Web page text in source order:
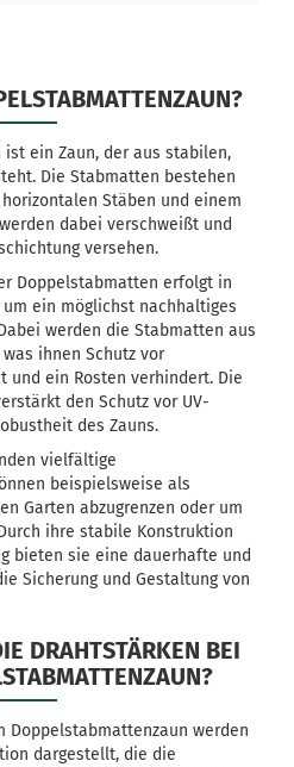
ein Zaun, der aus stabilen,
Die Stabmatten bestehen
Stäben und einem
dabei verschweißt und
versehen.
Doppelstabmatten erfolgt in
ein möglichst nachhaltiges
werden die Stabmatten aus
ihnen Schutz vor
und ein Rosten verhindert. Die
den Schutz vor UV-
des Zauns.
vielfältige
beispielsweise als
Garten abzugrenzen oder um
ihre stabile Konstruktion
bieten sie eine dauerhafte und
Sicherung und Gestaltung von
DRAHTSTÄRKEN BEI
Doppelstabmattenzaun werden
dargestellt, die die